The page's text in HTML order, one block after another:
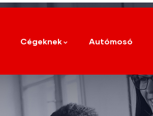
Cégeknek Autómosó